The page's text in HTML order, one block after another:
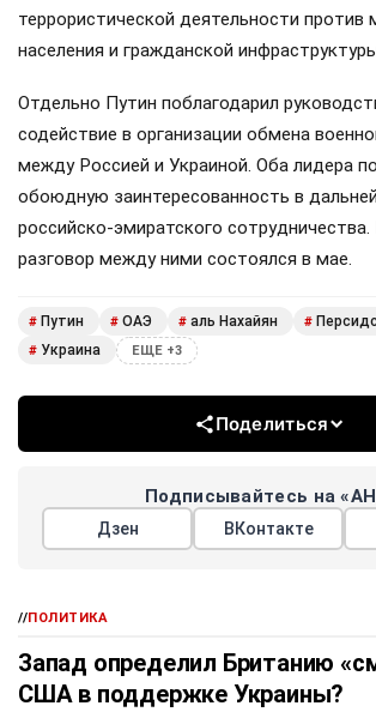
террористической деятельности против
населения и гражданской
Отдельно Путин поблагодарил
содействие в организации обмена
между Россией и Украиной. Оба лидера
обоюдную заинтересованность в
российско-эмиратского
разговор между ними состоялся в мае.
# Путин # ОАЭ # аль Нахайян #
# Украина ЕЩЕ +3
Поделиться
Подписывайтесь на
Дзен ВКонтакте
//ПОЛИТИКА
Запад определил Британию
США в поддержке Украины?